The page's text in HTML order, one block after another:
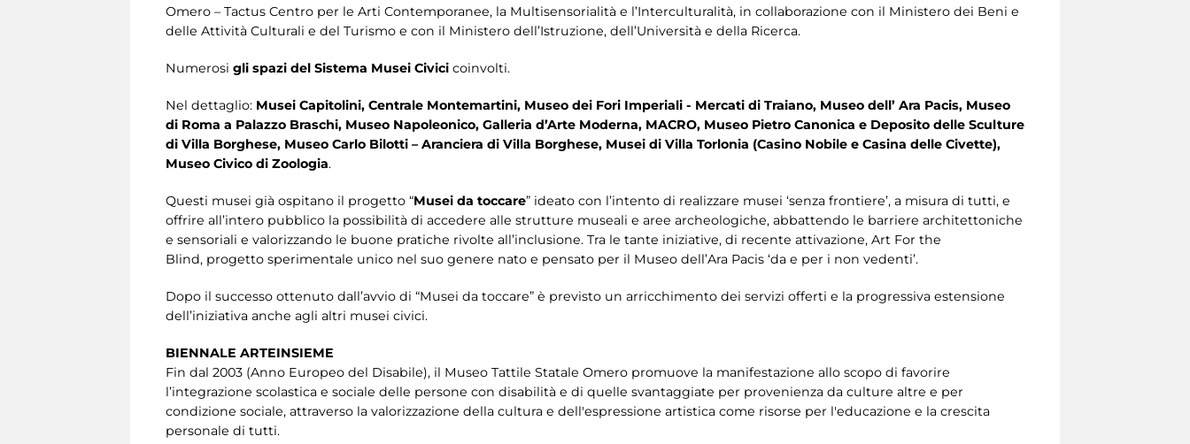
Omero – Tactus Centro per le Arti Contemporanee, la Multisensorialità e l’Interculturalità, in collaborazione con il Ministero dei Beni e
delle Attività Culturali e del Turismo e con il Ministero dell’Istruzione, dell’Università e della Ricerca.
Numerosi gli spazi del Sistema Musei Civici coinvolti.
Nel dettaglio: Musei Capitolini, Centrale Montemartini, Museo dei Fori Imperiali - Mercati di Traiano, Museo dell’ Ara Pacis, Museo
di Roma a Palazzo Braschi, Museo Napoleonico, Galleria d’Arte Moderna, MACRO, Museo Pietro Canonica e Deposito delle Sculture
di Villa Borghese, Museo Carlo Bilotti – Aranciera di Villa Borghese, Musei di Villa Torlonia (Casino Nobile e Casina delle Civette),
Museo Civico di Zoologia.
Questi musei già ospitano il progetto “Musei da toccare” ideato con l’intento di realizzare musei ‘senza frontiere’, a misura di tutti, e
offrire all’intero pubblico la possibilità di accedere alle strutture museali e aree archeologiche, abbattendo le barriere architettoniche
e sensoriali e valorizzando le buone pratiche rivolte all’inclusione. Tra le tante iniziative, di recente attivazione, Art For the
Blind, progetto sperimentale unico nel suo genere nato e pensato per il Museo dell’Ara Pacis ‘da e per i non vedenti’.
Dopo il successo ottenuto dall’avvio di “Musei da toccare” è previsto un arricchimento dei servizi offerti e la progressiva estensione
dell’iniziativa anche agli altri musei civici.
BIENNALE ARTEINSIEME
Fin dal 2003 (Anno Europeo del Disabile), il Museo Tattile Statale Omero promuove la manifestazione allo scopo di favorire
l’integrazione scolastica e sociale delle persone con disabilità e di quelle svantaggiate per provenienza da culture altre e per
condizione sociale, attraverso la valorizzazione della cultura e dell'espressione artistica come risorse per l'educazione e la crescita
personale di tutti.